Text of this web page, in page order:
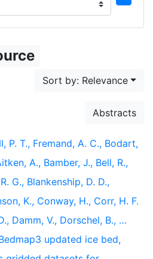
Sort by: Relevance
Abstracts
P. T., Fremand, A. C., Bodart,
A., Bamber, J., Bell, R.,
G., Blankenship, D. D.,
K., Conway, H., Corr, H. F.
Damm, V., Dorschel, B., …
updated ice bed,